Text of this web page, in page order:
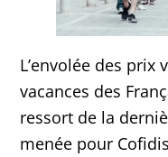
L’envolée des prix
vacances des
ressort de la
menée pour